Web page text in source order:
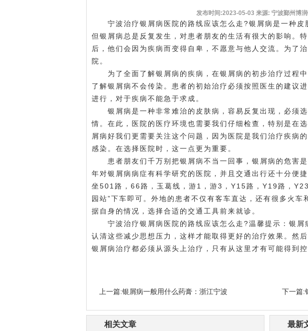
发布时间:2023-05-03 来源: 宁波鄞州博
宁波治疗银屑病医院的路线应该怎么走?银屑病是一种皮
但银屑病总是反复发生，对患者朋友的生活有很大的影响。
后，他们会因为疾病而变得自卑，不愿意与他人交流。为了
院。
为了全面了解银屑病的疾病，在银屑病的初步治疗过程中
了解银屑病不会传染。患者的初始治疗必须按照医生的建议
进行，对于疾病不能急于求成。
银屑病是一种非常难治的皮肤病，容易反复出现，必须选
情。在此，医院的医疗环境也需要我们仔细检查，特别是在选
屑病好我们更需要关注这个问题，因为医院是我们治疗疾病
感染。在选择医院时，这一点更为重要。
患者朋友们千万别把银屑病不当一回事，银屑病的危害是
年对银屑病病症有科学研究的医院，并且交通出行还十分便
坐501路，66路，玉葛线，游1，游3，Y15路，Y19路，
园站”下车即可。外地的患者不仅有客车直达，还有很多火车
据自身的情况，选择合适的交通工具前来就诊。
宁波治疗银屑病医院的路线应该怎么走?温馨提示：银屑
认清这些减少思想压力，这样才能取得更好的治疗效果。然
银屑病治疗都必须从源头上治疗，只有从这里才有可能得到控
上一篇:银屑病一般用什么药膏：浙江宁波 下一篇:
相关文章 最新